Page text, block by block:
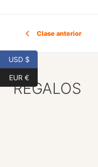
Clase anterior
REGALOS
USD $
EUR €